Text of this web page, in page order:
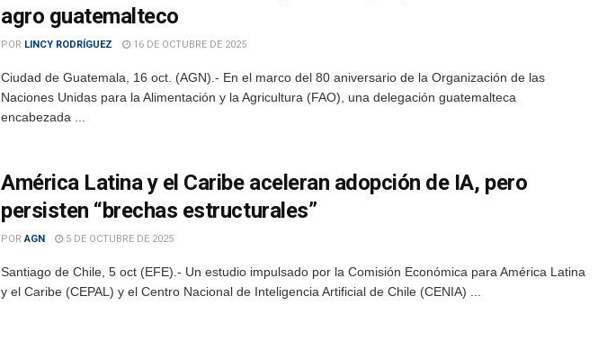
agro guatemalteco
POR LINCY RODRÍGUEZ 16 DE OCTUBRE DE 2025
Ciudad de Guatemala, 16 oct. (AGN).- En el marco del 80 aniversario de la Organización de las
Naciones Unidas para la Alimentación y la Agricultura (FAO), una delegación guatemalteca
encabezada ...
América Latina y el Caribe aceleran adopción de IA, pero
persisten “brechas estructurales”
POR AGN 5 DE OCTUBRE DE 2025
Santiago de Chile, 5 oct (EFE).- Un estudio impulsado por la Comisión Económica para América Latina
y el Caribe (CEPAL) y el Centro Nacional de Inteligencia Artificial de Chile (CENIA) ...